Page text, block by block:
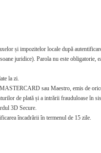
și impozitelor locale după
juridice). Parola nu este obligatorie,
la zi.
sau Maestro, emis de
de plată și a intrării frauduloase în
3D Secure.
încadrării în termenul de 15 zile.